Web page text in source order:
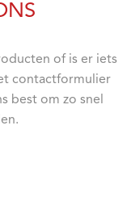
of is er iets
contactformulier
best om zo snel